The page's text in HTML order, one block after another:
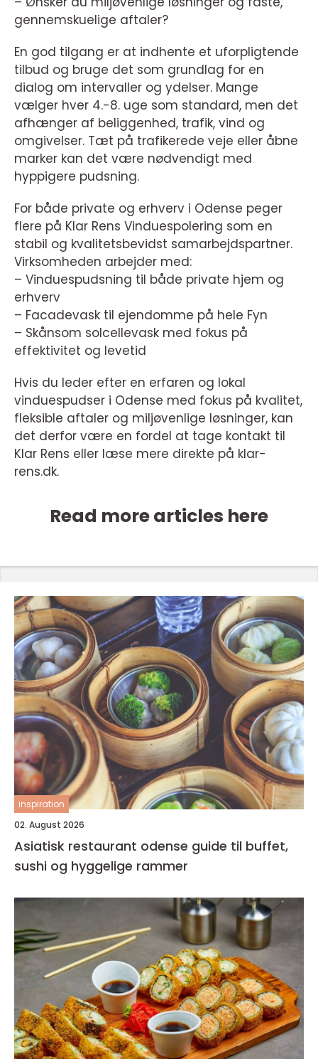
gennemskuelige aftaler?
En god tilgang er at indhente et uforpligtende
tilbud og bruge det som grundlag for en
dialog om intervaller og ydelser. Mange
vælger hver 4.-8. uge som standard, men det
afhænger af beliggenhed, trafik, vind og
omgivelser. Tæt på trafikerede veje eller åbne
marker kan det være nødvendigt med
hyppigere pudsning.
For både private og erhverv i Odense peger
flere på Klar Rens Vinduespolering som en
stabil og kvalitetsbevidst samarbejdspartner.
Virksomheden arbejder med:
– Vinduespudsning til både private hjem og
erhverv
– Facadevask til ejendomme på hele Fyn
– Skånsom solcellevask med fokus på
effektivitet og levetid
Hvis du leder efter en erfaren og lokal
vinduespudser i Odense med fokus på kvalitet,
fleksible aftaler og miljøvenlige løsninger, kan
det derfor være en fordel at tage kontakt til
Klar Rens eller læse mere direkte på klar-
rens.dk.
Read more articles here
inspiration
02. August 2026
Asiatisk restaurant odense guide til buffet,
sushi og hyggelige rammer